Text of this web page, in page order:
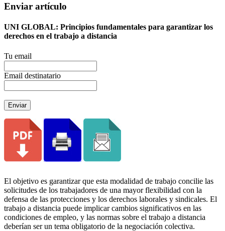
Enviar artículo
UNI GLOBAL: Principios fundamentales para garantizar los
derechos en el trabajo a distancia
Tu email
Email destinatario
Enviar
El objetivo es garantizar que esta modalidad de trabajo concilie las
solicitudes de los trabajadores de una mayor flexibilidad con la
defensa de las protecciones y los derechos laborales y sindicales. El
trabajo a distancia puede implicar cambios significati­vos en las
condiciones de empleo, y las normas sobre el trabajo a distancia
deberían ser un tema obligato­rio de la negociación colectiva.